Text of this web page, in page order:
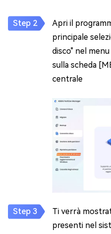
Apri il
principale
disco" nel
sulla scheda
centrale
Ti verrà
presenti nel